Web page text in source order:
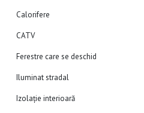
Calorifere
CATV
Ferestre care se deschid
Iluminat stradal
Izolație interioară